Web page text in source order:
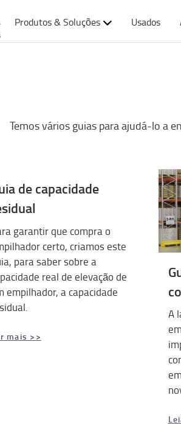
Produtos & Soluções Usados
Temos vários guias para ajudá-lo a
de capacidade
garantir que compra o
certo, criamos este
para saber sobre a
real de elevação de
empilhador, a capacidade
mais >>
A